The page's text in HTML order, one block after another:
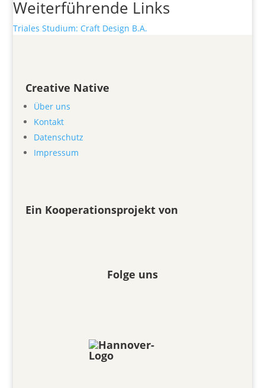
Weiterführende Links
Triales Studium: Craft Design B.A.
Creative Native
Über uns
Kontakt
Datenschutz
Impressum
Ein Kooperationsprojekt von
Folge uns